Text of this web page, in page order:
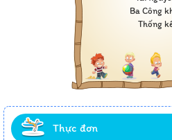
Ba Công
Thống
Thực đơn